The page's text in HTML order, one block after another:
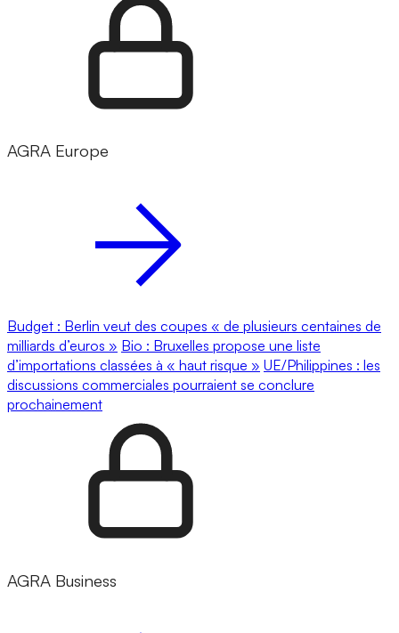
AGRA Europe
Budget : Berlin veut des coupes « de plusieurs centaines de
milliards d’euros » Bio : Bruxelles propose une liste
d’importations classées à « haut risque » UE/Philippines : les
discussions commerciales pourraient se conclure
prochainement
AGRA Business